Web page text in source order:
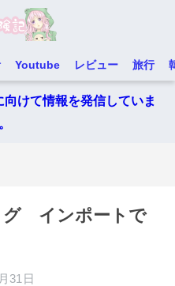
Youtube レビュー 旅行
けて情報を発信していま
グ インポートで
31日